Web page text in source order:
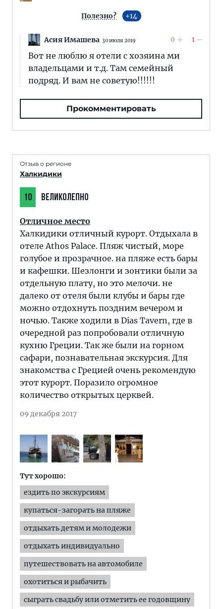
Полезно? 14
Асия Имашева 30 июля 2019 0 1
Вот не люблю я отели с хозяина ми
владельцами и т.д. Там семейный
подряд. И вам не советую!!!!!!
Прокомментировать
Отзыв о регионе
Халкидики
10 ВЕЛИКОЛЕПНО
Отличное место
Халкидики отличный курорт. Отдыхала в
отеле Athos Palace. Пляж чистый, море
голубое и прозрачное. на пляже есть бары
и кафешки. Шезлонги и зонтики были за
отдельную плату, но это мелочи. не
далеко от отеля были клубы и бары где
можно отдохнуть поздним вечером и
ночью. Также ходили в Dias Tavern, где в
очередной раз попробовали отличную
кухню Греции. Так же были на горном
сафари, познавательная экскурсия. Для
знакомства с Грецией очень рекомендую
этот курорт. Поразило огромное
количество открытых церквей.
09 декабря 2017
Тут хорошо:
ездить по экскурсиям
купаться-загорать на пляже
отдыхать детям и молодежи
отдыхать индивидуально
путешествовать на автомобиле
охотиться и рыбачить
сыграть свадьбу или отметить ее годовщину